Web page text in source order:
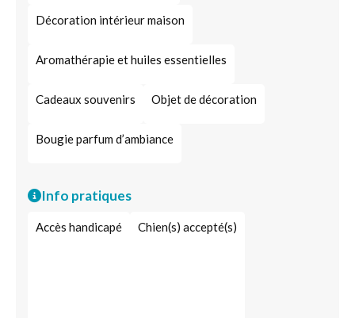
Décoration intérieur maison
Aromathérapie et huiles essentielles
Cadeaux souvenirs Objet de décoration
Bougie parfum d’ambiance
Info pratiques
Accès handicapé Chien(s) accepté(s)